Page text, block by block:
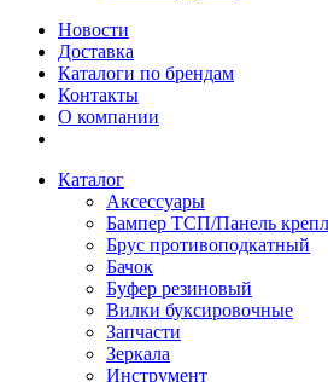
Новости
Доставка
Каталоги по брендам
Контакты
О компании
Каталог
Аксессуары
Бампер ТСП/Панель
Брус противоподкатный
Бачок
Буфер резиновый
Вилки буксировочные
Запчасти
Зеркала
Инструмент